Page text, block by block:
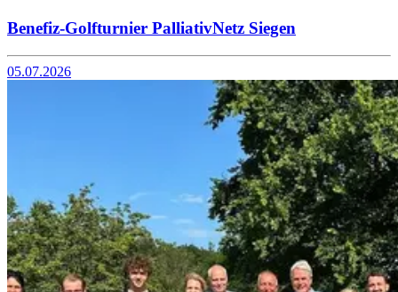
Benefiz-Golfturnier PalliativNetz Siegen
05.07.2026